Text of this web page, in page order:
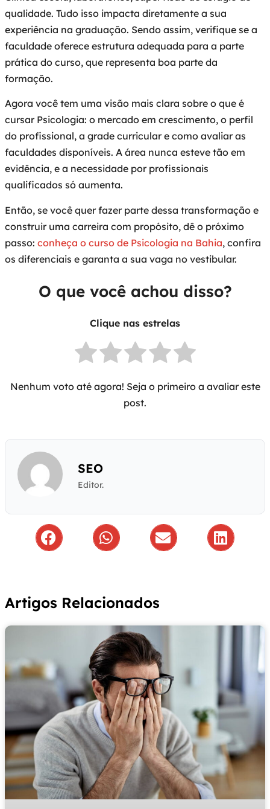
qualidade. Tudo isso impacta diretamente a sua
experiência na graduação. Sendo assim, verifique se a
faculdade oferece estrutura adequada para a parte
prática do curso, que representa boa parte da
formação.
Agora você tem uma visão mais clara sobre o que é
cursar Psicologia: o mercado em crescimento, o perfil
do profissional, a grade curricular e como avaliar as
faculdades disponíveis. A área nunca esteve tão em
evidência, e a necessidade por profissionais
qualificados só aumenta.
Então, se você quer fazer parte dessa transformação e
construir uma carreira com propósito, dê o próximo
passo: conheça o curso de Psicologia na Bahia, confira
os diferenciais e garanta a sua vaga no vestibular.
O que você achou disso?
Clique nas estrelas
Nenhum voto até agora! Seja o primeiro a avaliar este
post.
SEO
Editor.
Artigos Relacionados